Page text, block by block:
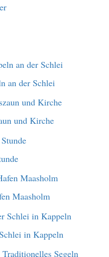
an der Schlei
und Kirche
Maasholm
in Kappeln